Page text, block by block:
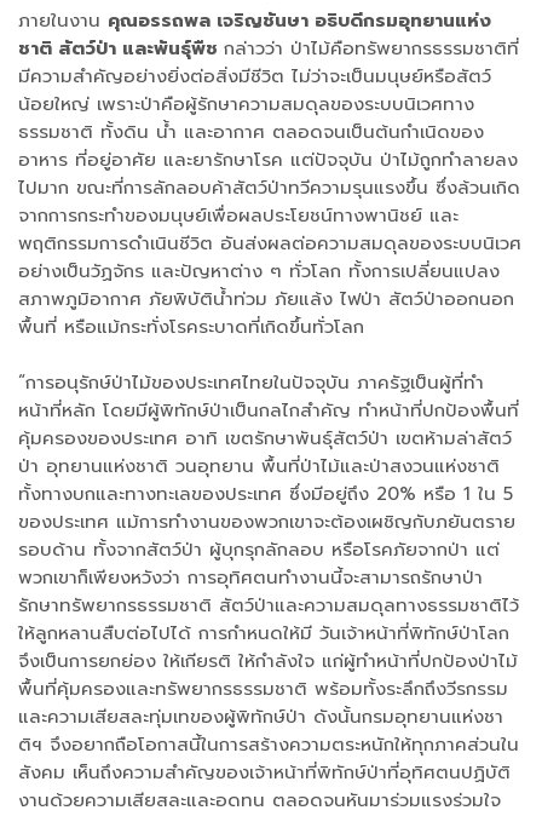
ภายในงาน คุณอรรถพล เจริญชันษา อธิบดีกรมอุทยานแห่ง
ชาติ สัตว์ป่า และพันธุ์พืช กล่าวว่า ป่าไม้คือทรัพยากรธรรมชาติที่
มีความสำคัญอย่างยิ่งต่อสิ่งมีชีวิต ไม่ว่าจะเป็นมนุษย์หรือสัตว์
น้อยใหญ่ เพราะป่าคือผู้รักษาความสมดุลของระบบนิเวศทาง
ธรรมชาติ ทั้งดิน น้ำ และอากาศ ตลอดจนเป็นต้นกำเนิดของ
อาหาร ที่อยู่อาศัย และยารักษาโรค แต่ปัจจุบัน ป่าไม้ถูกทำลายลง
ไปมาก ขณะที่การลักลอบค้าสัตว์ป่าทวีความรุนแรงขึ้น ซึ่งล้วนเกิด
จากการกระทำของมนุษย์เพื่อผลประโยชน์ทางพานิชย์ และ
พฤติกรรมการดำเนินชีวิต อันส่งผลต่อความสมดุลของระบบนิเวศ
อย่างเป็นวัฏจักร และปัญหาต่าง ๆ ทั่วโลก ทั้งการเปลี่ยนแปลง
สภาพภูมิอากาศ ภัยพิบัติน้ำท่วม ภัยแล้ง ไฟป่า สัตว์ป่าออกนอก
พื้นที่ หรือแม้กระทั่งโรคระบาดที่เกิดขึ้นทั่วโลก
“การอนุรักษ์ป่าไม้ของประเทศไทยในปัจจุบัน ภาครัฐเป็นผู้ที่ทำ
หน้าที่หลัก โดยมีผู้พิทักษ์ป่าเป็นกลไกสำคัญ ทำหน้าที่ปกป้องพื้นที่
คุ้มครองของประเทศ อาทิ เขตรักษาพันธุ์สัตว์ป่า เขตห้ามล่าสัตว์
ป่า อุทยานแห่งชาติ วนอุทยาน พื้นที่ป่าไม้และป่าสงวนแห่งชาติ
ทั้งทางบกและทางทะเลของประเทศ ซึ่งมีอยู่ถึง 20% หรือ 1 ใน 5
ของประเทศ แม้การทำงานของพวกเขาจะต้องเผชิญกับภยันตราย
รอบด้าน ทั้งจากสัตว์ป่า ผู้บุกรุกลักลอบ หรือโรคภัยจากป่า แต่
พวกเขาก็เพียงหวังว่า การอุทิศตนทำงานนี้จะสามารถรักษาป่า
รักษาทรัพยากรธรรมชาติ สัตว์ป่าและความสมดุลทางธรรมชาติไว้
ให้ลูกหลานสืบต่อไปได้ การกำหนดให้มี วันเจ้าหน้าที่พิทักษ์ป่าโลก
จึงเป็นการยกย่อง ให้เกียรติ ให้กำลังใจ แก่ผู้ทำหน้าที่ปกป้องป่าไม้
พื้นที่คุ้มครองและทรัพยากรธรรมชาติ พร้อมทั้งระลึกถึงวีรกรรม
และความเสียสละทุ่มเทของผู้พิทักษ์ป่า ดังนั้นกรมอุทยานแห่งชา
ติฯ จึงอยากถือโอกาสนี้ในการสร้างความตระหนักให้ทุกภาคส่วนใน
สังคม เห็นถึงความสำคัญของเจ้าหน้าที่พิทักษ์ป่าที่อุทิศตนปฏิบัติ
งานด้วยความเสียสละและอดทน ตลอดจนหันมาร่วมแรงร่วมใจ